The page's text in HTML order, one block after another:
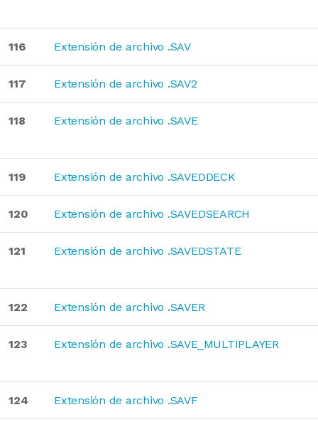
116 Extensión de archivo .SAV
117 Extensión de archivo .SAV2
118 Extensión de archivo .SAVE
119 Extensión de archivo .SAVEDDECK
120 Extensión de archivo .SAVEDSEARCH
121 Extensión de archivo .SAVEDSTATE
122 Extensión de archivo .SAVER
123 Extensión de archivo .SAVE_MULTIPLAYER
124 Extensión de archivo .SAVF